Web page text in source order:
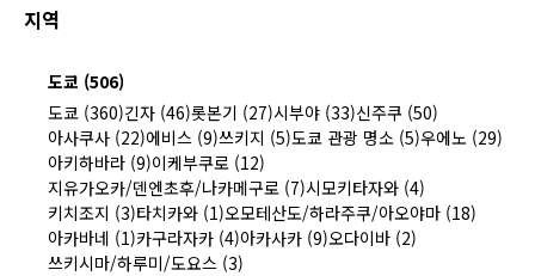
지역
도쿄 (506)
도쿄 (360)긴자 (46)롯본기 (27)시부야 (33)신주쿠 (50)
아사쿠사 (22)에비스 (9)쓰키지 (5)도쿄 관광 명소 (5)우에노 (29)
아키하바라 (9)이케부쿠로 (12)
지유가오카/덴엔초후/나카메구로 (7)시모키타자와 (4)
키치조지 (3)타치카와 (1)오모테산도/하라주쿠/아오야마 (18)
아카바네 (1)카구라자카 (4)아카사카 (9)오다이바 (2)
쓰키시마/하루미/도요스 (3)